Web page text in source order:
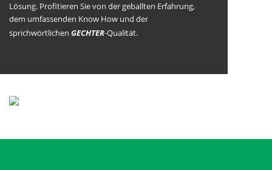
Lösung. Profitieren Sie von der geballten Erfahrung,
dem umfassenden Know How und der
sprichwörtlichen GECHTER-Qualität.